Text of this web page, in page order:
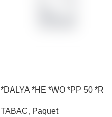
*DALYA *HE *WO *PP 50 *R
TABAC, Paquet